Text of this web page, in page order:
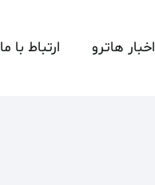
اخبار هاترو ارتباط با ما